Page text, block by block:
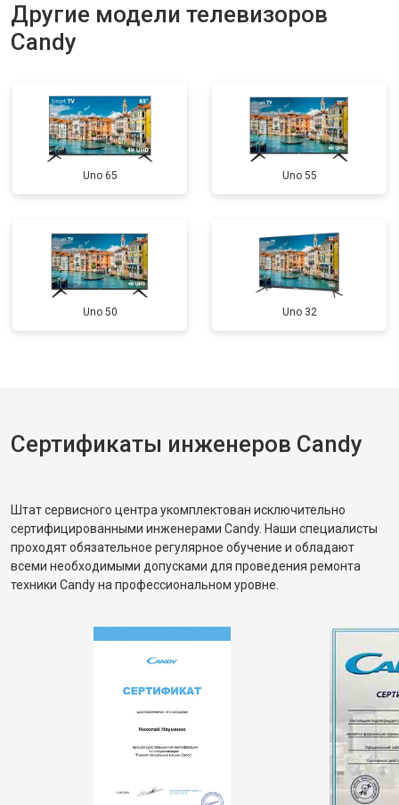
Прошивка от 3900 ₽ Заказать
Замена трансформаторов
подсветки
Другие модели телевизоров
Candy
Uno 65 Uno 55
Uno 50 Uno 32
Сертификаты инженеров Candy
Штат сервисного центра укомплектован исключительно
сертифицированными инженерами Candy. Наши специалисты
проходят обязательное регулярное обучение и обладают
всеми необходимыми допусками для проведения ремонта
техники Candy на профессиональном уровне.